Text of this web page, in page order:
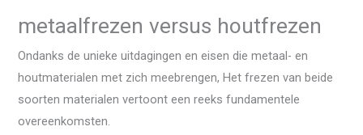
metaalfrezen versus houtfrezen
Ondanks de unieke uitdagingen en eisen die metaal- en
houtmaterialen met zich meebrengen, Het frezen van beide
soorten materialen vertoont een reeks fundamentele
overeenkomsten.